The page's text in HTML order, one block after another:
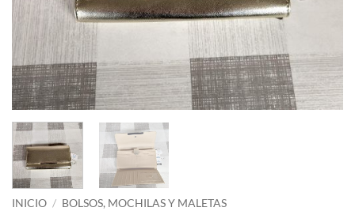
INICIO / BOLSOS, MOCHILAS Y MALETAS